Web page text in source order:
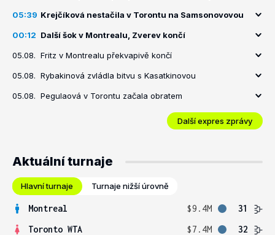
05:39 Krejčíková nestačila v Torontu na Samsonovovou
00:12 Další šok v Montrealu, Zverev končí
05.08. Fritz v Montrealu překvapivě končí
05.08. Rybakinová zvládla bitvu s Kasatkinovou
05.08. Pegulaová v Torontu začala obratem
Další expres zprávy
Aktuální turnaje
Hlavní turnaje Turnaje nižší úrovně
Montreal $9.4M
31
Toronto WTA
$7.4M 32